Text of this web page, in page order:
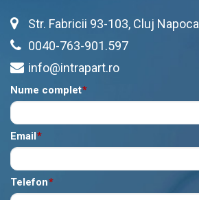
Str. Fabricii 93-103, Cluj Napoca
0040-763-901.597
info@intrapart.ro
*
Nume complet
*
Email
*
Telefon